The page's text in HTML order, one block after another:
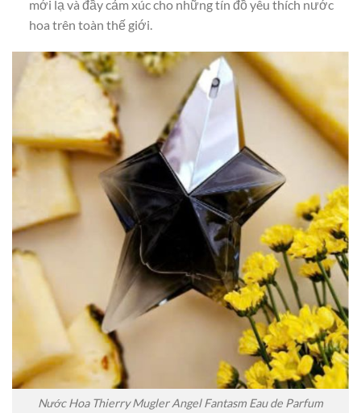
mới lạ và đầy cảm xúc cho những tín đồ yêu thích nước
hoa trên toàn thế giới.
Nước Hoa Thierry Mugler Angel Fantasm Eau de Parfum